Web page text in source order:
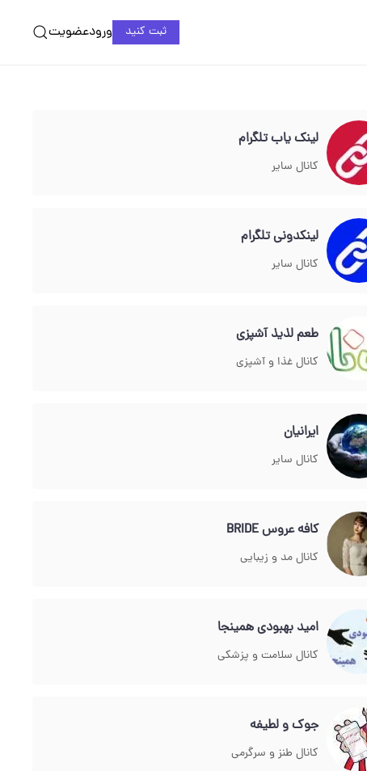
ثبت کنید ورودعضویت
لینک یاب تلگرام
کانال سایر
لینکدونی تلگرام
کانال سایر
طعم لذیذ آشپزی
کانال غذا و آشپزی
ایرانیان
کانال سایر
کافه عروس BRIDE
کانال مد و زیبایی
امید بهبودی همینجا
کانال سلامت و پزشکی
جوك و لطيفه
کانال طنز و سرگرمی